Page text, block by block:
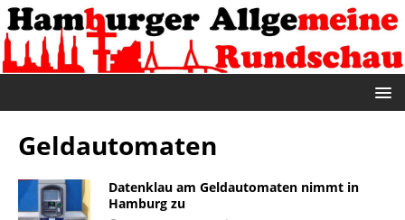
Geldautomaten
Datenklau am Geldautomaten nimmt in
Hamburg zu